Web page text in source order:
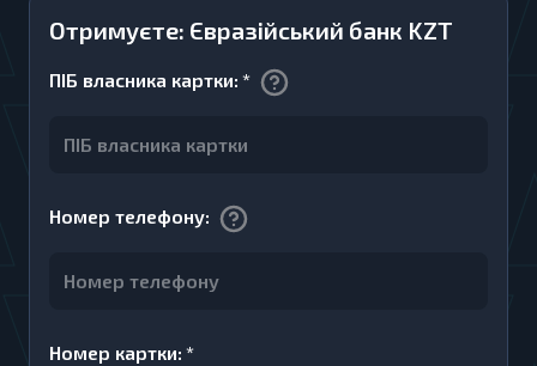
Отримуєте: Євразійський банк KZT
ПІБ власника картки: *
Номер телефону:
Номер картки: *